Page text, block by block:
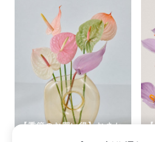
【季節のお買い得】おまか